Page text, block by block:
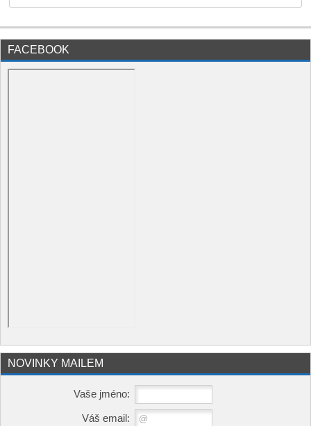
FACEBOOK
NOVINKY MAILEM
Vaše jméno:
Váš email: